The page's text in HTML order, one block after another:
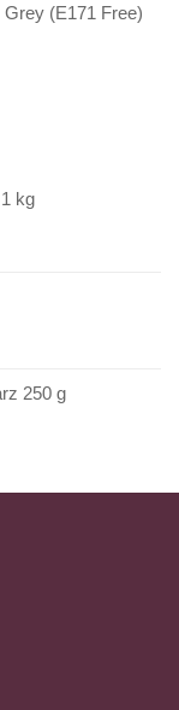
(E171 Free)
kg
250 g